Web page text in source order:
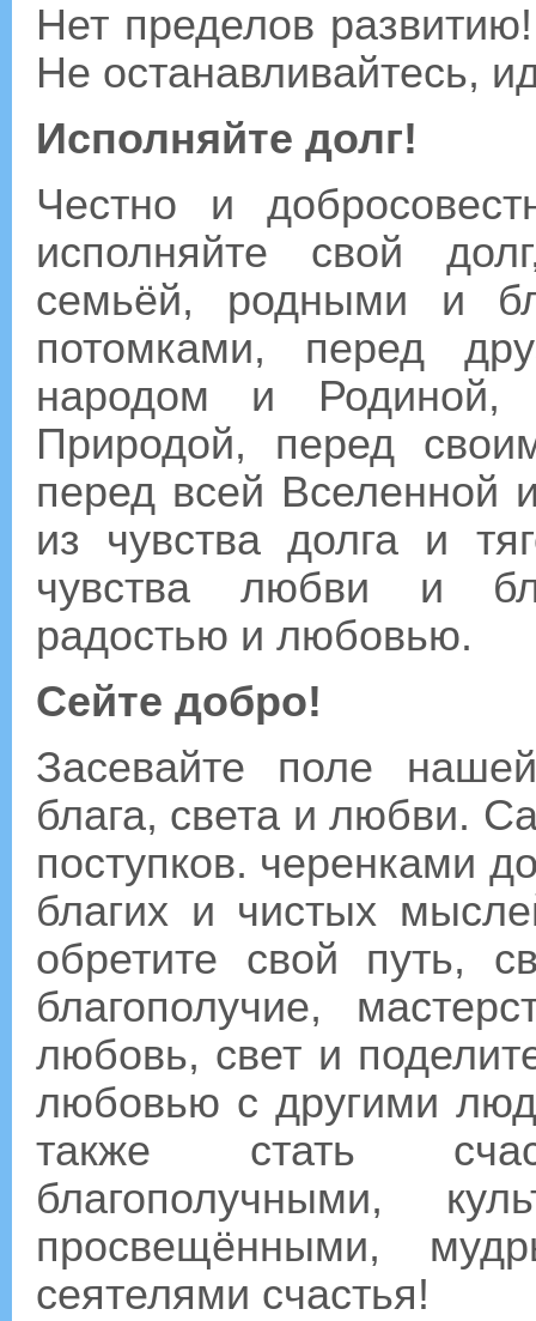
Нет пределов
Не останавливайтесь,
Исполняйте долг!
Честно и
исполняйте свой
семьёй, родными и
потомками, перед
народом и
Природой, перед
перед всей Вселенной
из чувства долга и
чувства любви и
радостью и любовью.
Сейте добро!
Засевайте поле
блага, света и любви.
поступков. черенками
благих и чистых
обретите свой путь,
благополучие,
любовь, свет и
любовью с другими
также стать
благополучными,
просвещёнными,
сеятелями счастья!